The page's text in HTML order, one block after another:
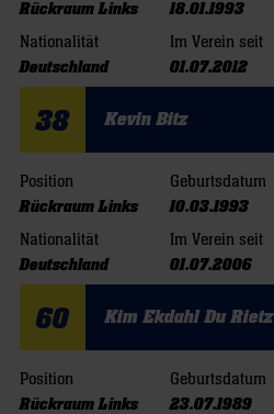
Rückraum Links
18.01.1993
Nationalität
Deutschland
Im Verein seit
01.07.2012
38 Kevin Bitz
Position
Rückraum Links
Geburtsdatum
10.03.1993
Nationalität
Deutschland
Im Verein seit
01.07.2006
60 Kim Ekdahl Du Rietz
Position
Rückraum Links
Geburtsdatum
23.07.1989